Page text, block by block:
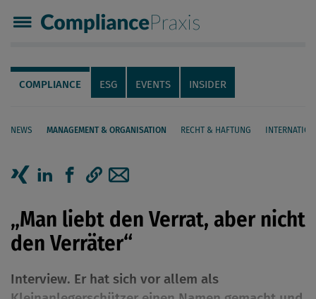
Compliance Praxis
Servicenavigation
Navigation
COMPLIANCE ESG EVENTS INSIDER
NEWS MANAGEMENT & ORGANISATION RECHT & HAFTUNG
Seiteninhalt
„Man liebt den Verrat, aber nicht
den Verräter“
Interview. Er hat sich vor allem als